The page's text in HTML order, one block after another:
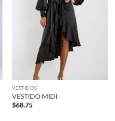
VESTIDOS
VESTIDO MIDI
$68.75